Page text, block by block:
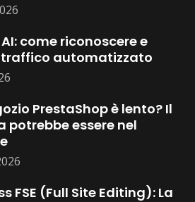
come riconoscere e
traffico automatizzato
PrestaShop è lento? Il
potrebbe essere nel
FSE (Full Site Editing): La